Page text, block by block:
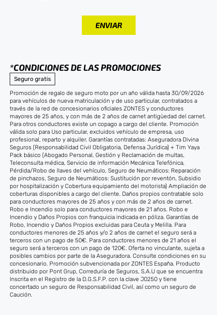
*CONDICIONES DE LAS PROMOCIONES
Seguro gratis
Promoción de regalo de seguro moto por un año válida hasta 30/09/2026
para vehículos de nueva matriculación y de uso particular, contratados a
través de la red de concesionarios oficiales ZONTES y conductores
mayores de 25 años, y con más de 2 años de carnet antigüedad del carnet.
Para otros conductores existe un copago a cargo del cliente. Promoción
válida solo para Uso particular, excluidos vehículo de empresa, uso
profesional, reparto y alquiler. Garantías contratadas: Aseguradora Divina
Seguros (Responsabilidad Civil Obligatoria, Defensa Jurídica) + Tim Yaya
Pack básico (Abogado Personal, Gestión y Reclamación de multas,
Teleconsulta médica, Servicio de información Mecánica Telefónica,
Pérdida/Robo de llaves del vehículo, Seguro de Neumáticos: Reparación
de pinchazos, Seguro de Neumáticos: Sustitución por reventón, Subsidio
por hospitalización y Cobertura equipamiento del motorista) Ampliación de
coberturas disponibles a cargo del cliente. Daños propios contratable solo
para conductores mayores de 25 años y con más de 2 años de carnet.
Robo e Incendio solo para conductores mayores de 21 años. Robo e
Incendio y Daños Propios con franquicia indicada en póliza. Garantías de
Robo, Incendio y Daños Propios excluidas para Ceuta y Melilla. Para
conductores menores de 25 años y/o 2 años de carnet el seguro será a
terceros con un pago de 50€. Para conductores menores de 21 años el
seguro será a terceros con un pago de 120€. Oferta no vinculante, sujeta a
posibles cambios por parte de la Aseguradora. Consulte condiciones en su
concesionario. Promoción subvencionada por ZONTES España. Producto
distribuido por Pont Grup, Correduría de Seguros, S.A.U que se encuentra
Inscrita en el Registro de la D.G.S.F.P. con la clave J0250 y tiene
concertado un seguro de Responsabilidad Civil, así como un seguro de
Caución.